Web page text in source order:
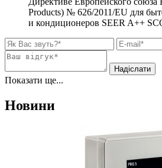
Products) № 626/2011/EU для
и кондиционеров SEER A++
Показати ще...
Новини